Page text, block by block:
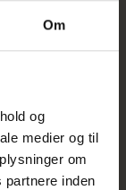
Om
og
medier og til
om
inden